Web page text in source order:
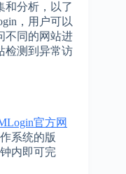
和分析，以了
，用户可以
不同的网站进
检测到异常访
官方网
系统的版
内即可完